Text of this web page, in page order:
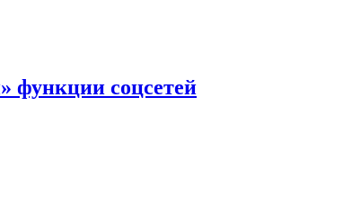
функции соцсетей